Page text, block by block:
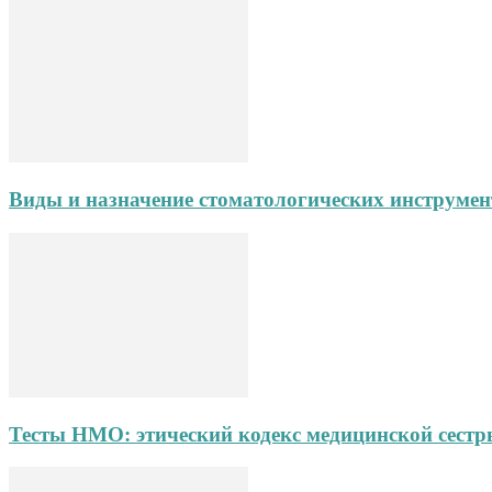
Виды и назначение стоматологических
Тесты НМО: этический кодекс медицинской